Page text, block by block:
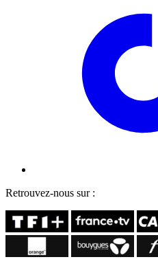
Retrouvez-nous sur :